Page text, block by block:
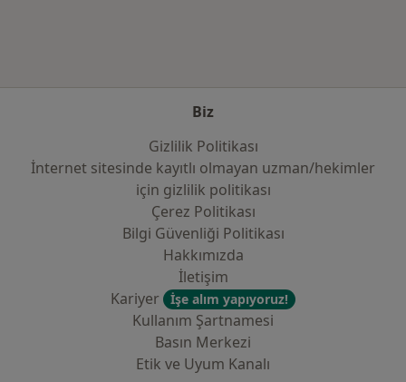
Biz
Gizlilik Politikası
İnternet sitesinde kayıtlı olmayan uzman/hekimler
i̇çin gizlilik politikası
Çerez Politikası
Bilgi Güvenliği Politikası
Hakkımızda
İletişim
Kariyer
İşe alım yapıyoruz!
Kullanım Şartnamesi
Basın Merkezi
Etik ve Uyum Kanalı